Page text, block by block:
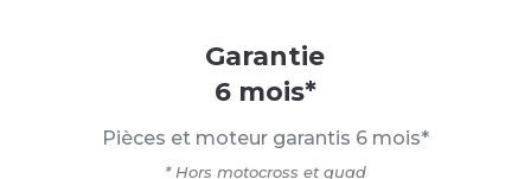
Garantie
6 mois*
Pièces et moteur garantis 6 mois*
* Hors motocross et quad